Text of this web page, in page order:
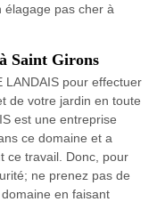
élagage pas cher à
Saint Girons
LANDAIS pour effectuer
de votre jardin en toute
est une entreprise
ce domaine et a
ce travail. Donc, pour
ne prenez pas de
en faisant